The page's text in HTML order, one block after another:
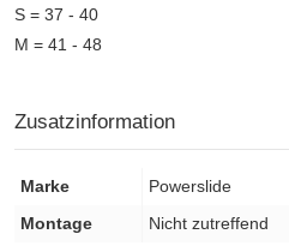
S = 37 - 40
M = 41 - 48
Zusatzinformation
Marke
Powerslide
Montage
Nicht zutreffend